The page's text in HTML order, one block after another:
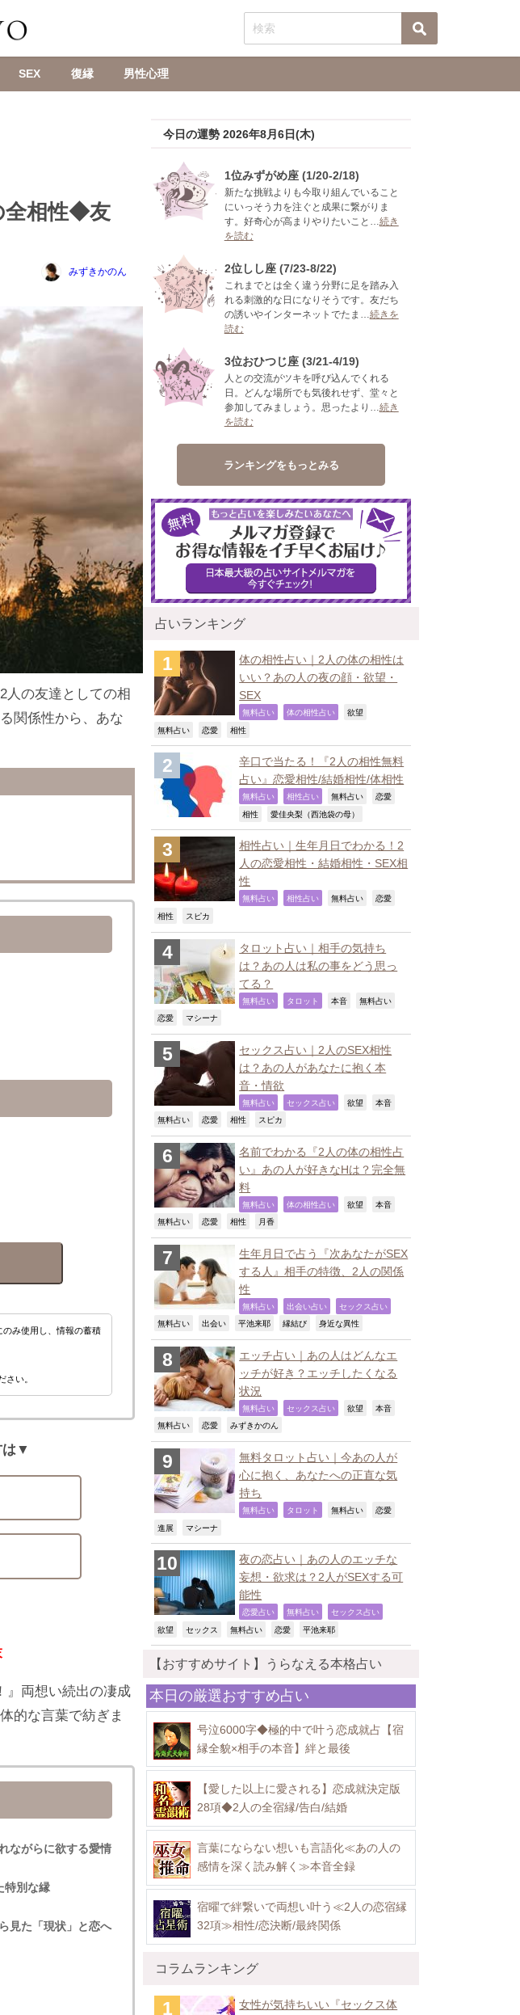
SEX 復縁 男性心理
全相性◆友
みずきかのん
人の友達としての相
関係性から、あな
み使用し、情報の蓄積
さい。
は▼
』両想い続出の凄成
的な言葉で紡ぎま
ながらに欲する愛情
特別な縁
見た「現状」と恋へ
今日の運勢 2026年8月6日(木)
1位みずがめ座 (1/20-2/18)
新たな挑戦よりも今取り組んでいること
にいっそう力を注ぐと成果に繋がりま
す。好奇心が高まりやりたいこと… 続き
を読む
2位しし座 (7/23-8/22)
これまでとは全く違う分野に足を踏み入
れる刺激的な日になりそうです。友だち
の誘いやインターネットでたま… 続きを
読む
3位おひつじ座 (3/21-4/19)
人との交流がツキを呼び込んでくれる
日。どんな場所でも気後れせず、堂々と
参加してみましょう。思ったより… 続き
を読む
ランキングをもっとみる
占いランキング
体の相性占い｜2人の体の相性は
いい？あの人の夜の顔・欲望・
SEX
無料占い 体の相性占い 欲望
無料占い 恋愛 相性
辛口で当たる！『2人の相性無料
占い』恋愛相性/結婚相性/体相性
無料占い 相性占い 無料占い 恋愛
相性 愛佳央梨（西池袋の母）
相性占い｜生年月日でわかる！2
人の恋愛相性・結婚相性・SEX相
性
無料占い 相性占い 無料占い 恋愛
相性 スピカ
タロット占い｜相手の気持ち
は？あの人は私の事をどう思っ
てる？
無料占い タロット 本音 無料占い
恋愛 マシーナ
セックス占い｜2人のSEX相性
は？あの人があなたに抱く本
音・情欲
無料占い セックス占い 欲望 本音
無料占い 恋愛 相性 スピカ
名前でわかる『2人の体の相性占
い』あの人が好きなHは？完全無
料
無料占い 体の相性占い 欲望 本音
無料占い 恋愛 相性 月香
生年月日で占う『次あなたがSEX
する人』相手の特徴、2人の関係
性
無料占い 出会い占い セックス占い
無料占い 出会い 平池来耶 縁結び 身近な異性
エッチ占い｜あの人はどんなエ
ッチが好き？エッチしたくなる
状況
無料占い セックス占い 欲望 本音
無料占い 恋愛 みずきかのん
無料タロット占い｜今あの人が
心に抱く、あなたへの正直な気
持ち
無料占い タロット 無料占い 恋愛
進展 マシーナ
夜の恋占い｜あの人のエッチな
妄想・欲求は？2人がSEXする可
能性
恋愛占い 無料占い セックス占い
欲望 セックス 無料占い 恋愛 平池来耶
【おすすめサイト】うらなえる本格占い
本日の厳選おすすめ占い
号泣6000字◆極的中で叶う恋成就占【宿
縁全貌×相手の本音】絆と最後
【愛した以上に愛される】恋成就決定版
28項◆2人の全宿縁/告白/結婚
言葉にならない想いも言語化≪あの人の
感情を深く読み解く≫本音全録
宿曜で絆繋いで両想い叶う≪2人の恋宿縁
32項≫相性/恋決断/最終関係
コラムランキング
女性が気持ちいい『セックス体